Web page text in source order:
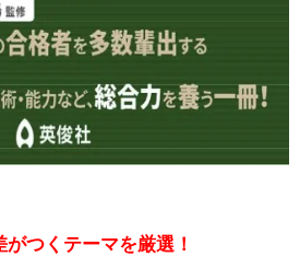
つくテーマを厳選！